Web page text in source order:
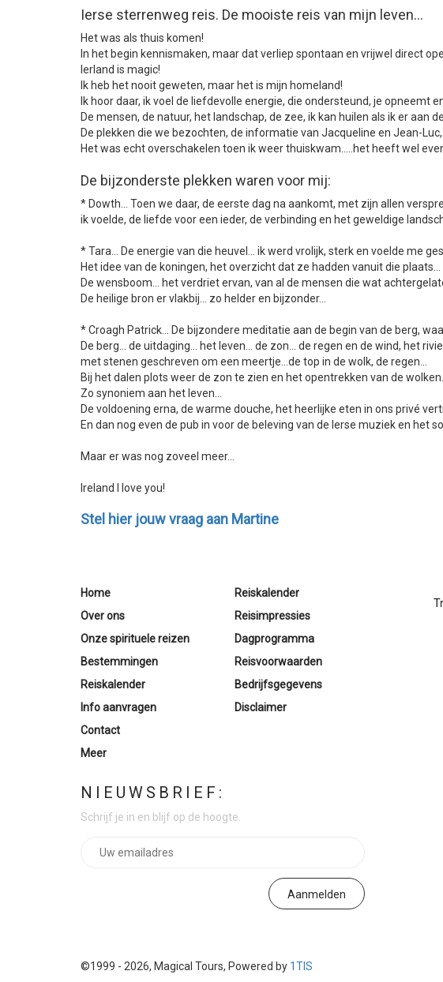
Ierse sterrenweg reis. De mooiste reis van mijn leven...
Het was als thuis komen!
In het begin kennismaken, maar dat verliep spontaan en vrijwel direct
Ierland is magic!
Ik heb het nooit geweten, maar het is mijn homeland!
Ik hoor daar, ik voel de liefdevolle energie, die ondersteund, je opneemt
De mensen, de natuur, het landschap, de zee, ik kan huilen als ik er aan
De plekken die we bezochten, de informatie van Jacqueline en Jean-
Het was echt overschakelen toen ik weer thuiskwam.....het heeft wel
De bijzonderste plekken waren voor mij:
* Dowth... Toen we daar, de eerste dag na aankomt, met zijn allen
ik voelde, de liefde voor een ieder, de verbinding en het geweldige
* Tara... De energie van die heuvel... ik werd vrolijk, sterk en voelde me
Het idee van de koningen, het overzicht dat ze hadden vanuit die
De wensboom... het verdriet ervan, van al de mensen die wat
De heilige bron er vlakbij... zo helder en bijzonder...
* Croagh Patrick... De bijzondere meditatie aan de begin van de berg,
De berg... de uitdaging... het leven... de zon... de regen en de wind, het
met stenen geschreven om een meertje...de top in de wolk, de regen...
Bij het dalen plots weer de zon te zien en het opentrekken van de wolken...
Zo synoniem aan het leven...
De voldoening erna, de warme douche, het heerlijke eten in ons privé
En dan nog even de pub in voor de beleving van de Ierse muziek en het
Maar er was nog zoveel meer...
Ireland I love you!
Stel hier jouw vraag aan Martine
Home
Over ons
Onze spirituele reizen
Bestemmingen
Reiskalender
Info aanvragen
Contact
Meer
Reiskalender
Reisimpressies
Dagprogramma
Reisvoorwaarden
Bedrijfsgegevens
Disclaimer
NIEUWSBRIEF:
Schrijf je in en blijf op de hoogte.
©1999 - 2026, Magical Tours, Powered by 1TIS